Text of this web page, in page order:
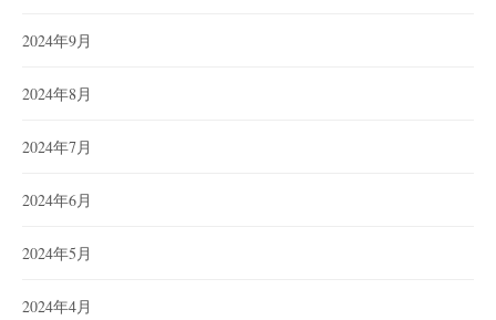
2024年9月
2024年8月
2024年7月
2024年6月
2024年5月
2024年4月